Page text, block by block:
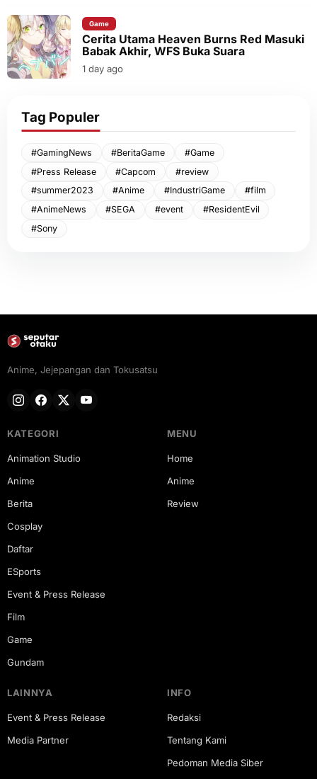
Game
Cerita Utama Heaven Burns Red Masuki
Babak Akhir, WFS Buka Suara
1 day ago
Tag Populer
#GamingNews #BeritaGame
#Game
#Press Release
#Capcom
#review
#summer2023
#Anime #IndustriGame
#film
#AnimeNews
#SEGA #event
#ResidentEvil
#Sony
Anime, Jejepangan dan Tokusatsu
KATEGORI
Animation Studio
Anime
Berita
Cosplay
Daftar
ESports
Event & Press Release
Film
Game
Gundam
MENU
Home
Anime
Review
LAINNYA
Event & Press Release
Media Partner
INFO
Redaksi
Tentang Kami
Pedoman Media Siber